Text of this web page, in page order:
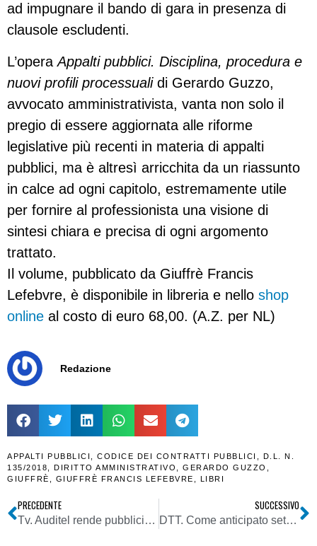
ad impugnare il bando di gara in presenza di
clausole escludenti.
L’operaAppalti pubblici. Disciplina, procedura e
nuovi profili processualidi Gerardo Guzzo,
avvocato amministrativista, vanta non solo il
pregio di essere aggiornata alle riforme
legislative più recenti in materia di appalti
pubblici, ma è altresì arricchita da un riassunto
in calce ad ogni capitolo, estremamente utile
per fornire al professionista una visione di
sintesi chiara e precisa di ogni argomento
trattato.
Il volume, pubblicato da Giuffrè Francis
Lefebvre, è disponibile in libreria e nello shop
online al costo di euro 68,00. (A.Z. per NL)
Redazione
APPALTI PUBBLICI CODICE DEI CONTRATTI PUBBLICI
D.L. N.
135/2018
DIRITTO AMMINISTRATIVO GERARDO GUZZO
GIUFFRÈ
GIUFFRÈ FRANCIS LEFEBVRE LIBRI
PRECEDENTE
Tv. Auditel rende pubblici ascolti multidevice. Ma avverte: lettura dati e’ basata su device e non su individui. WEB non e’ la TV. Non esiste totale internet
SUCCESSIVO
DTT. Come anticipato settimana scorsa, il Mise pubblica gli esiti delle consultazioni pubbliche sui bandi per i diritti d’uso T2 e per le graduatorie degli FSMA locali